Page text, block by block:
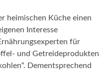
heimischen Küche einen
Interesse
für
und Getreideprodukten
Dementsprechend